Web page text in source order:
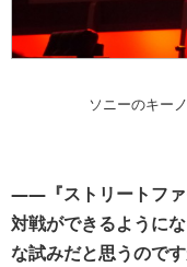
ソニーのキー
――『ストリートファ
対戦ができるように
な試みだと思うので